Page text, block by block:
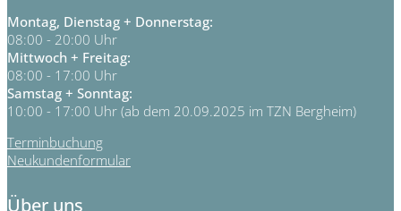
Montag, Dienstag + Donnerstag:
08:00 - 20:00 Uhr
Mittwoch + Freitag:
08:00 - 17:00 Uhr
Samstag + Sonntag:
10:00 - 17:00 Uhr (ab dem 20.09.2025 im TZN Bergheim)
Terminbuchung
Neukundenformular
Über uns